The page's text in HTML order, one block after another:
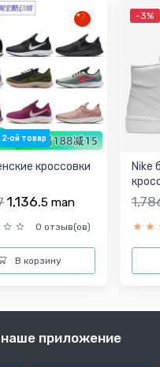
2-ой товар
кроссовки
1,136.5 man
0 отзыв(ов)
В корзину
-3%
Nike
приложение